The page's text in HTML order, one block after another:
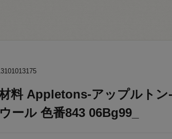
料 Appletons-アップルトン
ール 色番843 06Bg99_